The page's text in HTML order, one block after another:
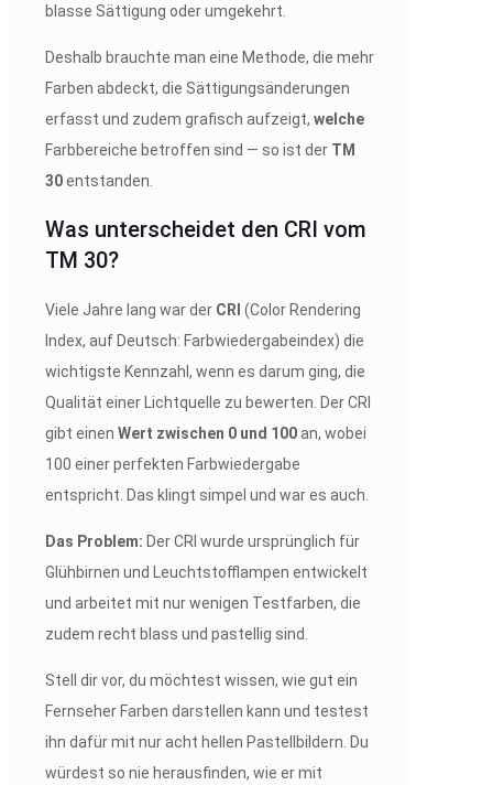
blasse Sättigung oder umgekehrt.
Deshalb brauchte man eine Methode, die mehr
Farben abdeckt, die Sättigungsänderungen
erfasst und zudem grafisch aufzeigt, welche
Farbbereiche betroffen sind — so ist der TM
30entstanden.
Was unterscheidet den CRI vom
TM 30?
Viele Jahre lang war der CRI (Color Rendering
Index, auf Deutsch: Farbwiedergabeindex) die
wichtigste Kennzahl, wenn es darum ging, die
Qualität einer Lichtquelle zu bewerten. Der CRI
gibt einen Wert zwischen 0 und 100an, wobei
100 einer perfekten Farbwiedergabe
entspricht. Das klingt simpel und war es auch.
Das Problem: Der CRI wurde ursprünglich für
Glühbirnen und Leuchtstofflampen entwickelt
und arbeitet mit nur wenigen Testfarben, die
zudem recht blass und pastellig sind.
Stell dir vor, du möchtest wissen, wie gut ein
Fernseher Farben darstellen kann und testest
ihn dafür mit nur acht hellen Pastellbildern. Du
würdest so nie herausfinden, wie er mit